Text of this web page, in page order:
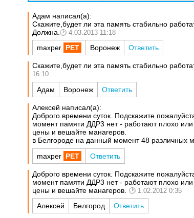
Адам написал(а):
Скажите,будет ли эта память стабильно
Должна.
4.03.2013 11:18
maxper Воронеж Ответить
Скажите,будет ли эта память стабильно
16:10
Адам Воронеж Ответить
Алексей написал(а):
Доброго времени суток. Подскажите
момент памяти ДДР3 нет - работают плохо
цены и вешайте манагеров.
в Белгороде на данный момент 48 различных
maxper Ответить
Доброго времени суток. Подскажите
момент памяти ДДР3 нет - работают плохо
цены и вешайте манагеров.
1.02.2012 0:35
Алексей Белгород Ответить